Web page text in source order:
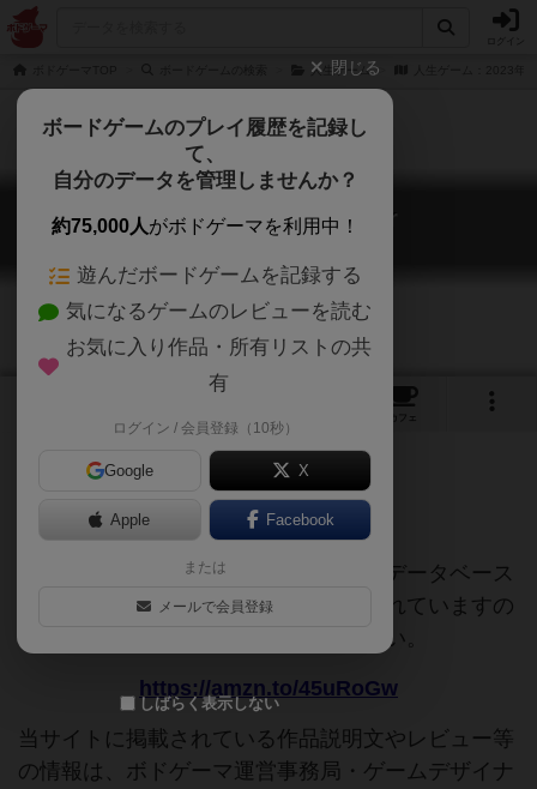
人生ゲーム
人生ゲーム：2023年Ver
The Game of Life: 2023 ver
カフェ
ご協力ください
このページは情報が不足しています。データベース
追加申請時に以下の参考URLが入力されていますの
で、よろしければこちらもご覧ください。
https://amzn.to/45uRoGw
当サイトに掲載されている作品説明文やレビュー等
の情報は、ボドゲーマ運営事務局・ゲームデザイナ
閉じる
ボードゲームのプレイ履歴を記録し
て、
自分のデータを管理しませんか？
約75,000人がボドゲーマを利用中！
遊んだボードゲームを記録する
気になるゲームのレビューを読む
お気に入り作品・所有リストの共
有
ログイン / 会員登録（10秒）
Google X
Apple Facebook
または
メールで会員登録
しばらく表示しない